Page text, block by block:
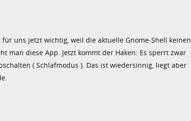
uns jetzt wichtig, weil die aktuelle Gnome-Shell keinen
man diese App. Jetzt kommt der Haken: Es sperrt zwar
( Schlafmodus ). Das ist wiedersinnig, liegt aber